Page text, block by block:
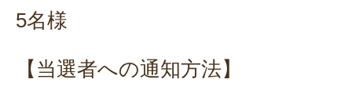
5名様
【当選者への通知方法】